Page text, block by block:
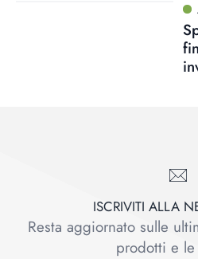
ISCRIVITI ALLA
Resta aggiornato sulle
prodotti e